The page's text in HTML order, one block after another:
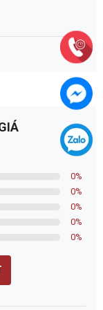
0%
0%
0%
0%
0%